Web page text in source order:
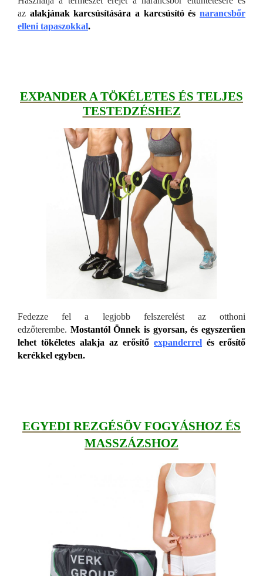
az alakjának karcsúsítására a karcsúsító ésnarancsbőr
elleni tapaszokkal.
EXPANDER A TÖKÉLETES ÉS TELJES
TESTEDZÉSHEZ
Fedezze fel a legjobb felszerelést az otthoni
edzőterembe. Mostantól Önnek is gyorsan, és egyszerűen
lehet tökéletes alakja az erősítő expanderrel és erősítő
kerékkel egyben.
EGYEDI REZGÉSÖV FOGYÁSHOZ ÉS
MASSZÁZSHOZ